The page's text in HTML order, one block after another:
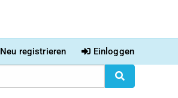
Neu registrieren Einloggen